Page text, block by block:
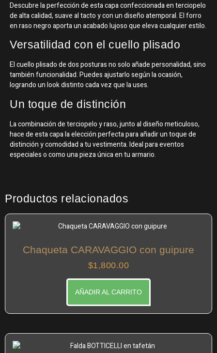
Descubre la perfección de esta capa confeccionada en terciopelo
de alta calidad, suave al tacto y con un diseño atemporal. El forro
en raso negro aporta un acabado lujoso que eleva cualquier estilo.
Versatilidad con el cuello plisado
El cuello plisado de dos posturas no solo añade personalidad, sino
también funcionalidad. Puedes ajustarlo según la ocasión,
logrando un look distinto cada vez que la uses.
Un toque de distinción
La combinación de terciopelo y raso, junto al diseño meticuloso,
hace de esta capa la elección perfecta para añadir un toque de
distinción y comodidad a tu vestimenta. Ideal para eventos
especiales o como una pieza única en tu armario.
Productos relacionados
Chaqueta CARAVAGGIO con guipure
$1,800.00
AÑADIR AL CARRITO